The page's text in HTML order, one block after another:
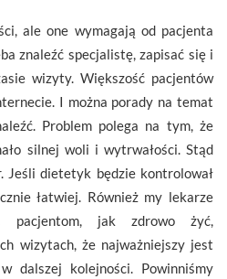
ale one wymagają od pacjenta
znaleźć specjalistę, zapisać się i
wizyty. Większość pacjentów
I można porady na temat
Problem polega na tym, że
silnej woli i wytrwałości. Stąd
Jeśli dietetyk będzie kontrolował
łatwiej. Również my lekarze
pacjentom, jak zdrowo żyć,
wizytach, że najważniejszy jest
dalszej kolejności. Powinniśmy